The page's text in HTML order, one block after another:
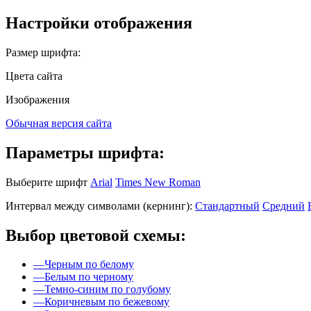
Настройки отображения
Размер шрифта:
Цвета сайта
Изображения
Обычная версия сайта
Параметры шрифта:
Выберите шрифт Arial Times New Roman
Интервал между символами (кернинг): Стандартный Средний
Выбор цветовой схемы:
—Черным по белому
—Белым по черному
—Темно-синим по голубому
—Коричневым по бежевому